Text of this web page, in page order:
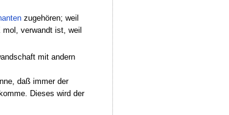
zugehören; weil
verwandt ist, weil
mit andern
daß immer der
Dieses wird der